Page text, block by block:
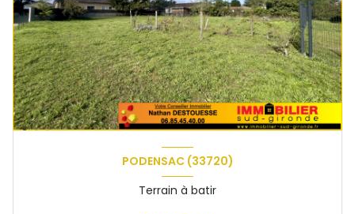
PODENSAC (33720)
Terrain à batir